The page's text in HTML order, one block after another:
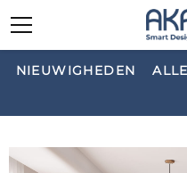
NIEUWIGHEDEN